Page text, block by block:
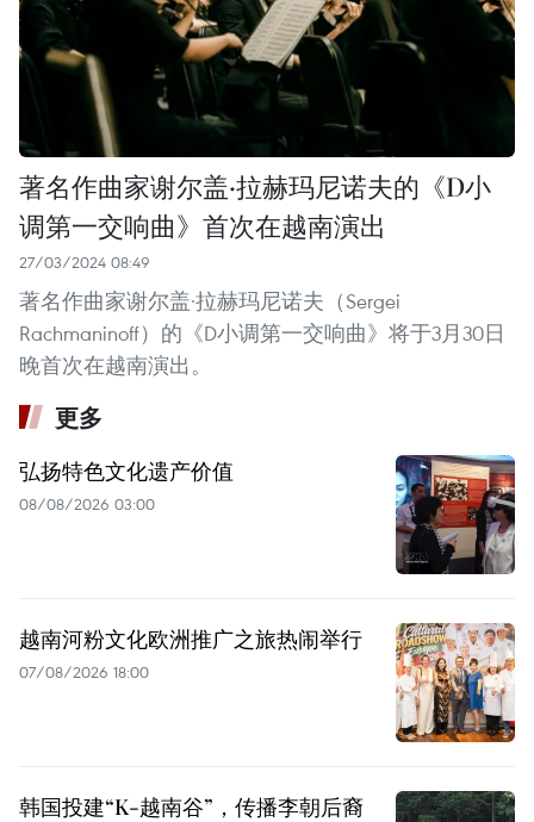
著名作曲家谢尔盖·拉赫玛尼诺夫的《D小
调第一交响曲》首次在越南演出
27/03/2024 08:49
著名作曲家谢尔盖·拉赫玛尼诺夫（Sergei
Rachmaninoff）的《D小调第一交响曲》将于3月30日
晚首次在越南演出。
更多
弘扬特色文化遗产价值
08/08/2026 03:00
越南河粉文化欧洲推广之旅热闹举行
07/08/2026 18:00
韩国投建“K-越南谷”，传播李朝后裔